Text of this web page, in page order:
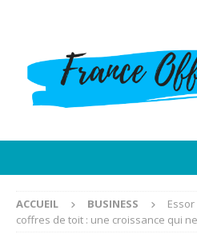
ACCUEIL BUSINESS
coffres de toit : une croissance qui